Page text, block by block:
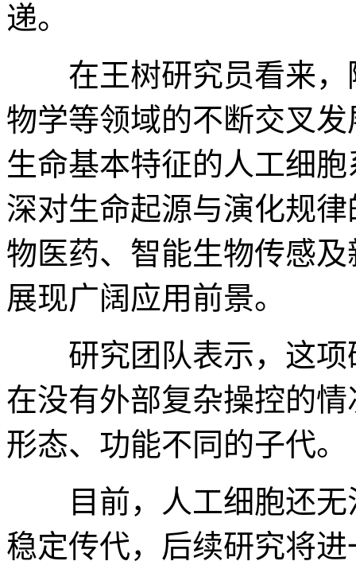
递。
在王树研究员看来，
物学等领域的不断交叉
生命基本特征的人工细
深对生命起源与演化规
物医药、智能生物传感
展现广阔应用前景。
研究团队表示，这项
在没有外部复杂操控的
形态、功能不同的子代。
目前，人工细胞还无
稳定传代，后续研究将